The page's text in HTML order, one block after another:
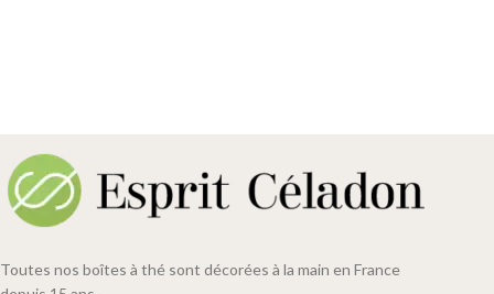
Toutes nos boîtes à thé sont décorées à la main en France